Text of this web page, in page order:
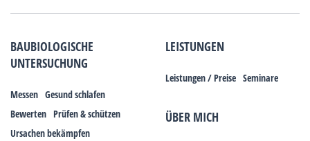
BAUBIOLOGISCHE
UNTERSUCHUNG
Messen Gesund schlafen
Bewerten Prüfen & schützen
Ursachen bekämpfen
LEISTUNGEN
Leistungen / Preise Seminare
ÜBER MICH